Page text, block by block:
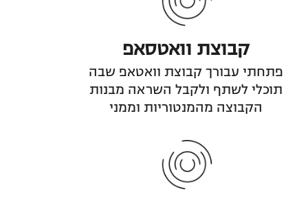
קבוצת וואטסאפ
פתחתי עבורך קבוצת וואטאפ שבה
תוכלי לשתף ולקבל השראה מבנות
הקבוצה מהמנטוריות וממני